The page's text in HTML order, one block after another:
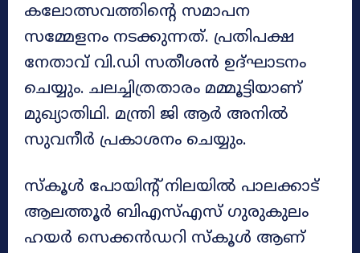
കലോത്സവത്തിന്റെ സമാപന
സമ്മേളനം നടക്കുന്നത്. പ്രതിപക്ഷ
നേതാവ് വി.ഡി സതീശൻ ഉദ്ഘാടനം
ചെയ്യും. ചലച്ചിത്രതാരം മമ്മൂട്ടിയാണ്
മുഖ്യാതിഥി. മന്ത്രി ജി ആർ അനിൽ
സുവനീർ പ്രകാശനം ചെയ്യും.
സ്കൂൾ പോയിന്റ് നിലയിൽ പാലക്കാട്
ആലത്തൂർ ബിഎസ്എസ് ഗുരുകുലം
ഹയർ സെക്കൻഡറി സ്കൂൾ ആണ്